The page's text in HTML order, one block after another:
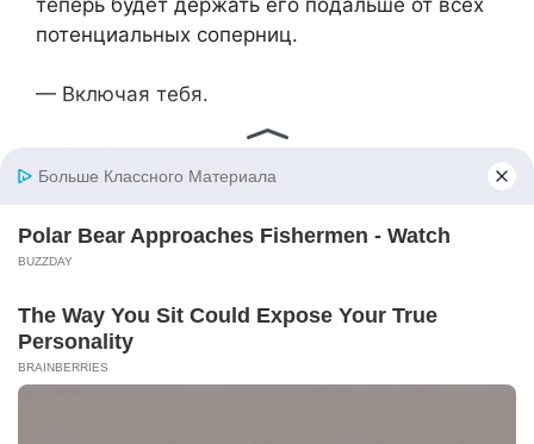
потенциальных соперниц.
— Включая тебя.
Марина. — Она же думает, что я в него
ты её обманула?
— Не поймёт, — уверенно ответила Марина.